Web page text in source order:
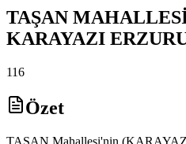
TAŞAN
KARAYAZI
116
Özet
TAŞAN Mahallesi'nin